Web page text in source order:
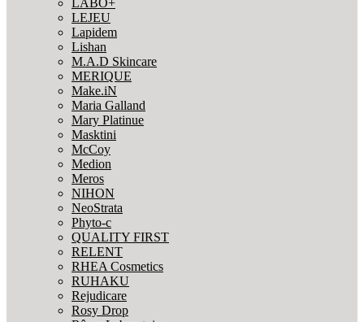
LABO+
LEJEU
Lapidem
Lishan
M.A.D Skincare
MERIQUE
Make.iN
Maria Galland
Mary Platinue
Masktini
McCoy
Medion
Meros
NIHON
NeoStrata
Phyto-c
QUALITY FIRST
RELENT
RHEA Cosmetics
RUHAKU
Rejudicare
Rosy Drop